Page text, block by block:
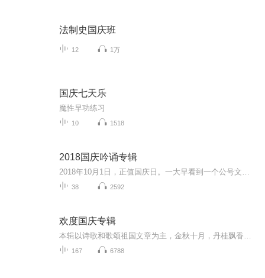
法制史国庆班
12 1万
国庆七天乐
魔性早功练习
10 1518
2018国庆吟诵专辑
38 2592
欢度国庆专辑
167 6788